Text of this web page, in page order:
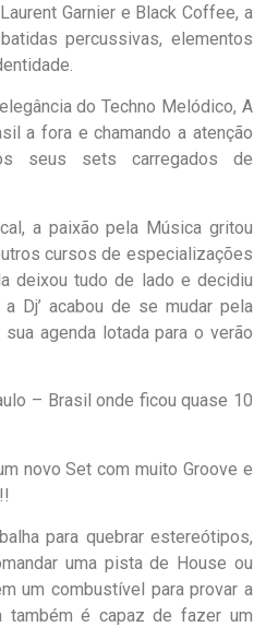
Garnier e Black Coffee, a
percussivas, elementos
do Techno Melódico, A
a fora e chamando a atenção
seus sets carregados de
a paixão pela Música gritou
cursos de especializações
deixou tudo de lado e decidiu
Dj’ acabou de se mudar pela
agenda lotada para o verão
– Brasil onde ficou quase 10
novo Set com muito Groove e
para quebrar estereótipos,
uma pista de House ou
um combustível para provar a
também é capaz de fazer um